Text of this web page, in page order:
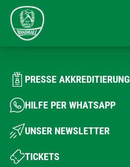
PRESSE AKKREDITIERUNG
HILFE PER WHATSAPP
UNSER NEWSLETTER
TICKETS